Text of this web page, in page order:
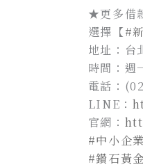
★更多借
選擇【#
地址：台
時間：週
電話：
LINE：
官網：
#中小企
#鑽石黃